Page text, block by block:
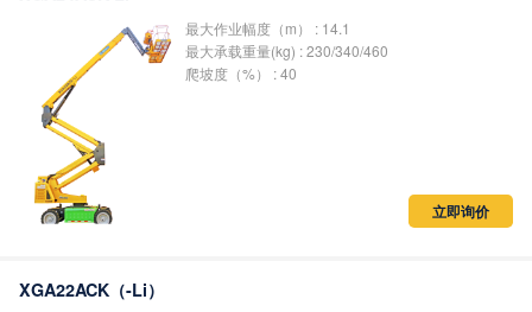
最大作业幅度（m） : 14.1
最大承载重量(kg) : 230/340/460
爬坡度（%） : 40
立即询价
XGA22ACK（-Li）